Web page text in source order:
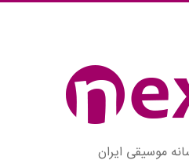
موسیقی ایران